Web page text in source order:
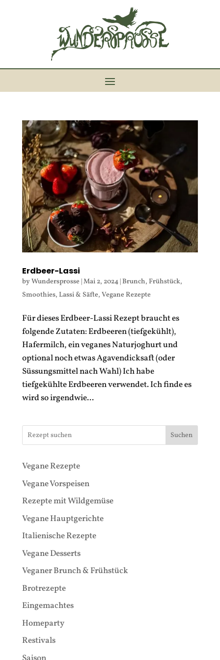
Erdbeer-Lassi
byWundersprosse Mai 2, 2024| Brunch, Frühstück,
Smoothies, Lassi & Säfte, Vegane Rezepte
Für dieses Erdbeer-Lassi Rezept braucht es
folgende Zutaten: Erdbeeren (tiefgekühlt),
Hafermilch, ein veganes Naturjoghurt und
optional noch etwas Agavendicksaft (oder
Süssungsmittel nach Wahl) Ich habe
tiefgekühlte Erdbeeren verwendet. Ich finde es
wird so irgendwie...
Suchen
Vegane Rezepte
Vegane Vorspeisen
Rezepte mit Wildgemüse
Vegane Hauptgerichte
Italienische Rezepte
Vegane Desserts
Veganer Brunch & Frühstück
Brotrezepte
Eingemachtes
Homeparty
Restivals